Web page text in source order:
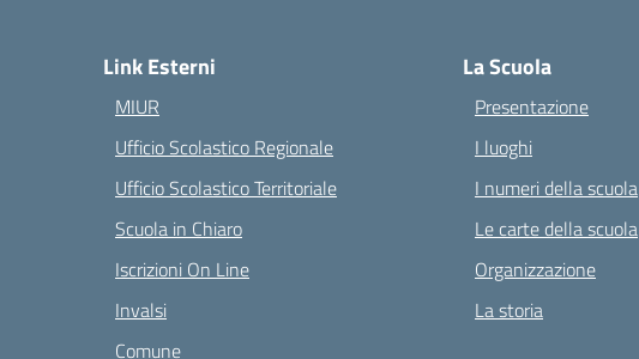
Link Esterni
MIUR
Ufficio Scolastico Regionale
Ufficio Scolastico Territoriale
Scuola in Chiaro
Iscrizioni On Line
Invalsi
Comune
La Scuola
Presentazione
I luoghi
I numeri della scuola
Le carte della scuola
Organizzazione
La storia